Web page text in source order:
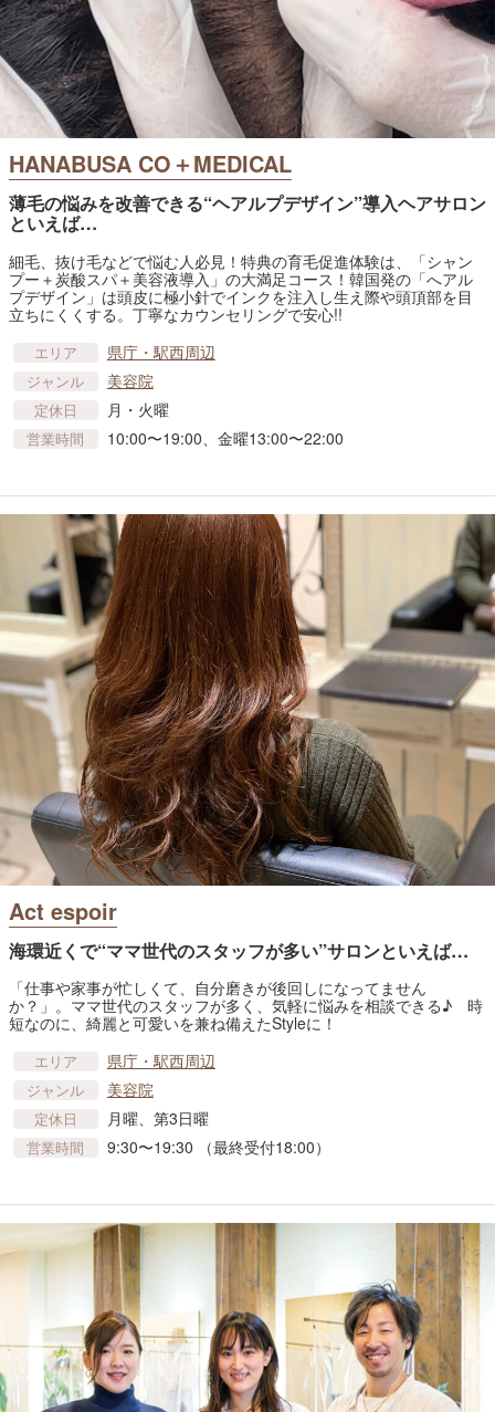
HANABUSA CO＋MEDICAL
薄毛の悩みを改善できる“ヘアルプデザイン”導入ヘアサロン
といえば…
細毛、抜け毛などで悩む人必見！特典の育毛促進体験は、「シャン
プー＋炭酸スパ＋美容液導入」の大満足コース！韓国発の「へアル
プデザイン」は頭皮に極小針でインクを注入し生え際や頭頂部を目
立ちにくくする。丁寧なカウンセリングで安心!!
エリア 県庁・駅西周辺
ジャンル 美容院
定休日 月・火曜
営業時間 10:00〜19:00、金曜13:00〜22:00
Act espoir
海環近くで“ママ世代のスタッフが多い”サロンといえば…
「仕事や家事が忙しくて、自分磨きが後回しになってません
か？」。ママ世代のスタッフが多く、気軽に悩みを相談できる♪ 時
短なのに、綺麗と可愛いを兼ね備えたStyleに！
エリア 県庁・駅西周辺
ジャンル 美容院
定休日 月曜、第3日曜
営業時間 9:30〜19:30 （最終受付18:00）